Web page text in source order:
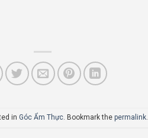
in Góc Ẩm Thực. Bookmark the permalink.